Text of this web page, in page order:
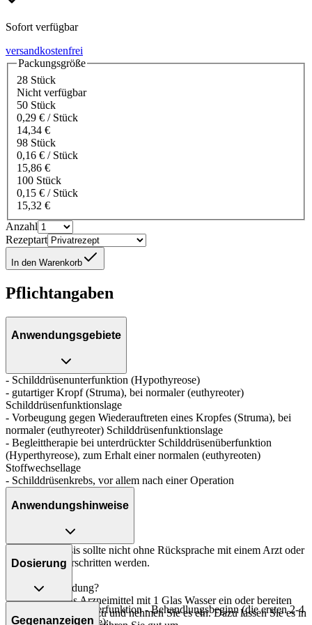
Sofort verfügbar
versandkostenfrei
Packungsgröße
28 Stück
Nicht verfügbar
50 Stück
0,29 € / Stück
14,34 €
98 Stück
0,16 € / Stück
15,86 €
100 Stück
0,15 € / Stück
15,32 €
Anzahl
Rezeptart
In den Warenkorb
Pflichtangaben
Anwendungsgebiete
- Schilddrüsenunterfunktion (Hypothyreose)
- gutartiger Kropf (Struma), bei normaler (euthyreoter)
Schilddrüsenfunktionslage
- Vorbeugung gegen Wiederauftreten eines Kropfes (Struma), bei
normaler (euthyreoter) Schilddrüsenfunktionslage
- Begleittherapie bei unterdrückter Schilddrüsenüberfunktion
(Hyperthyreose), zum Erhalt einer normalen (euthyreoten)
Stoffwechsellage
- Schilddrüsenkrebs, vor allem nach einer Operation
Anwendungshinweise
Die Gesamtdosis sollte nicht ohne Rücksprache mit einem Arzt oder
Apotheker überschritten werden.
Art der Anwendung?
Nehmen Sie das Arzneimittel mit 1 Glas Wasser ein oder bereiten
Sie das Arzneimittel zu und nehmen Sie es ein. Dazu lassen Sie es in
Dosierung
Bei Schilddrüsenunterfunktion - Behandlungsbeginn (die ersten 2-4
Wochen der Therapie):
Gegenanzeigen